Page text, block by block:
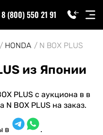
8 (800) 550 21 91
HONDA N BOX PLUS
из Японии
PLUS с аукциона в в
BOX PLUS на заказ.
в .